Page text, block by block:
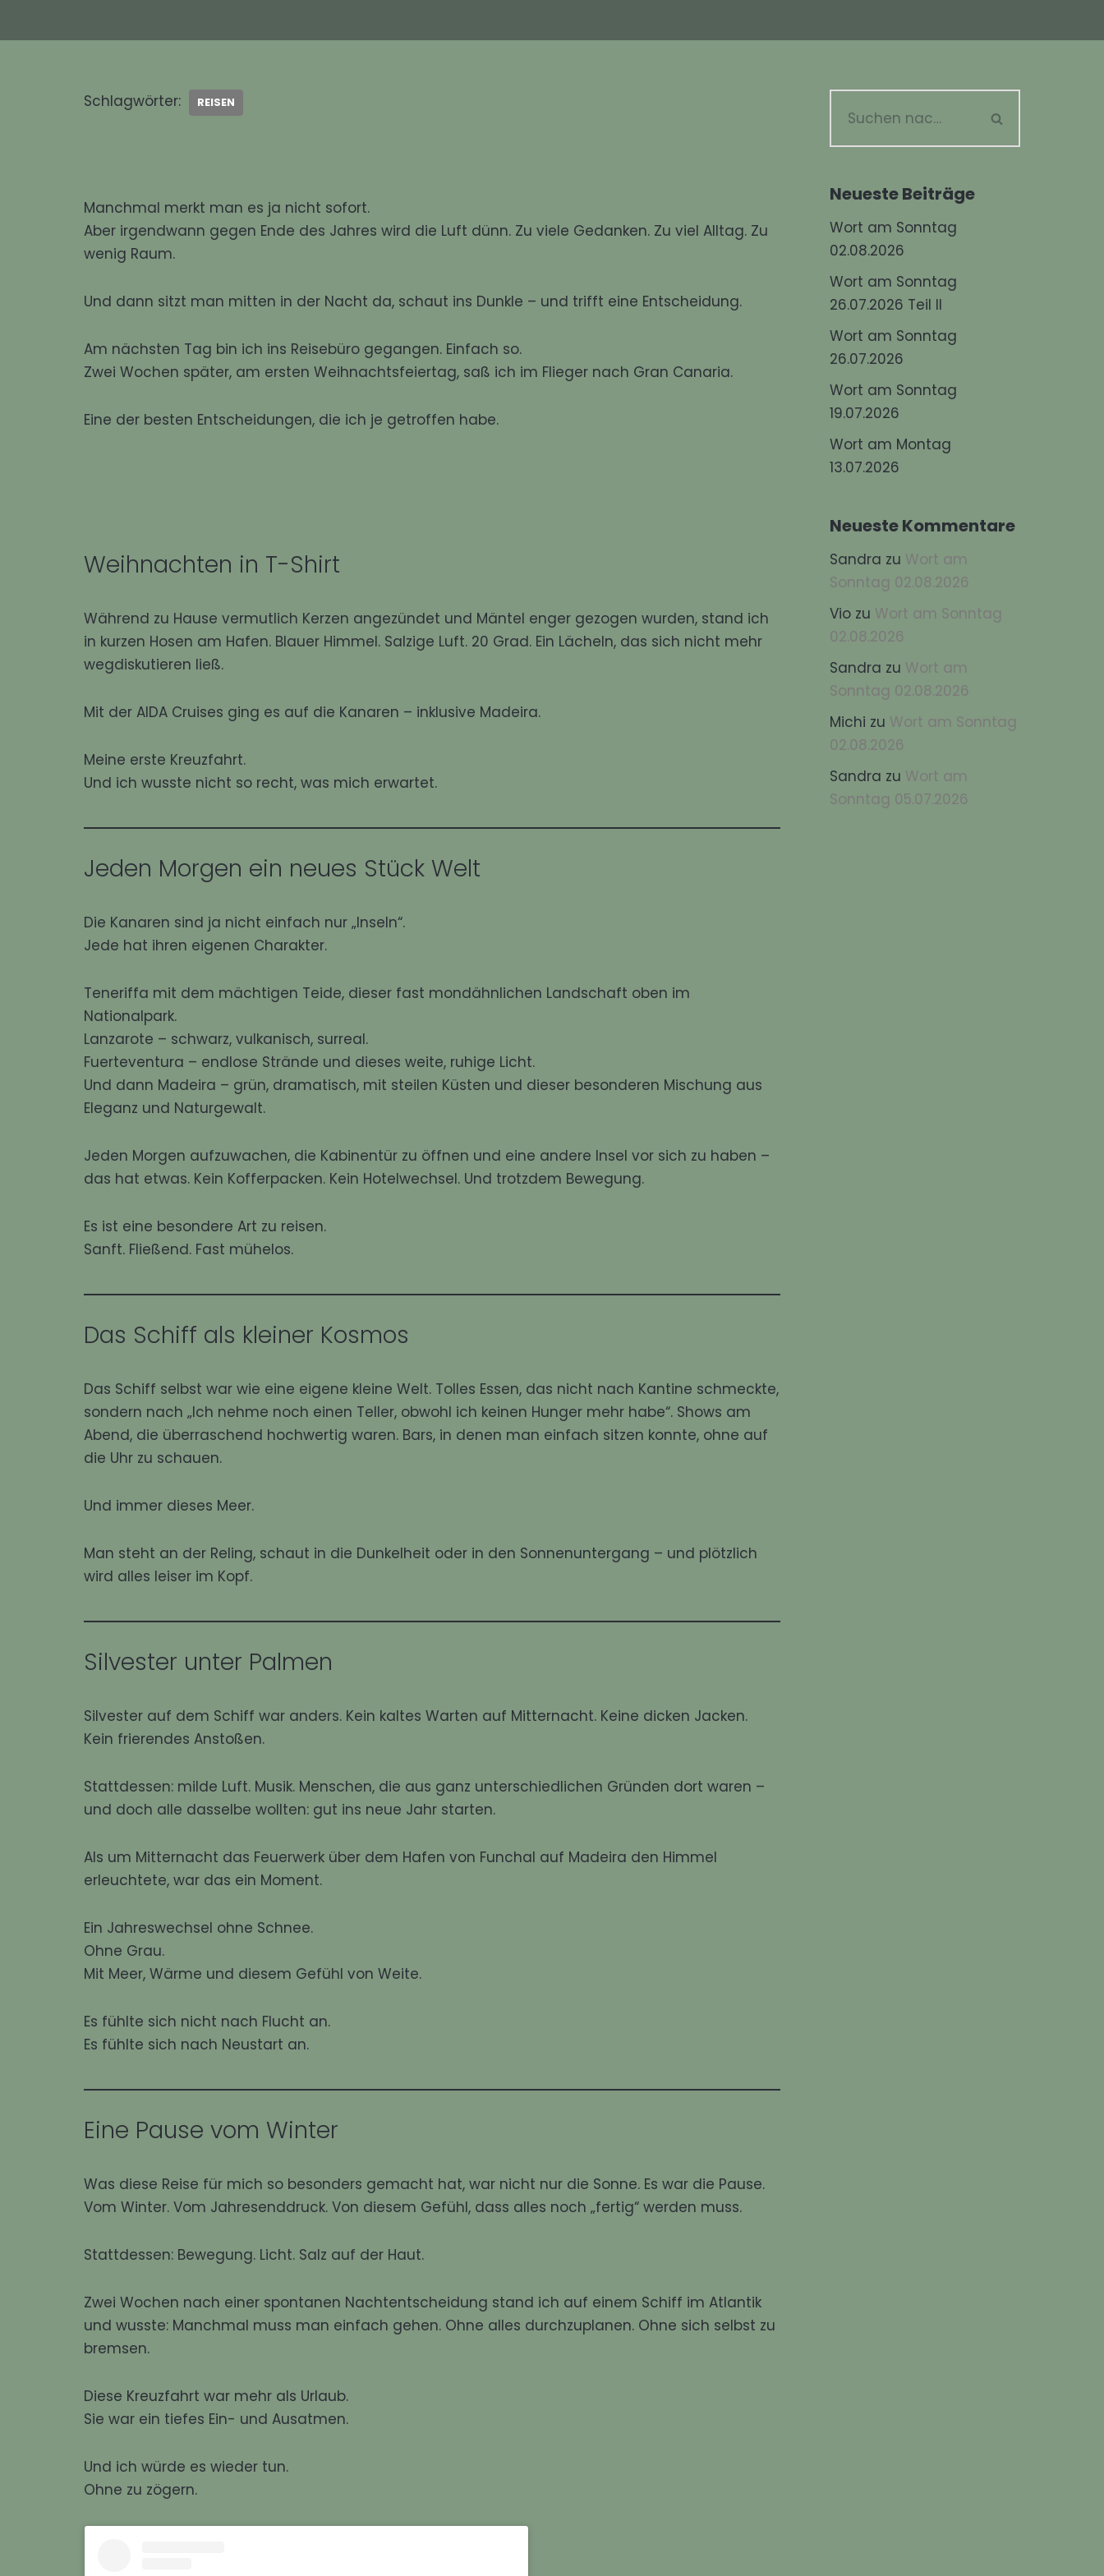
Schlagwörter: REISEN
Manchmal merkt man es ja nicht sofort.
Aber irgendwann gegen Ende des Jahres wird die Luft dünn. Zu viele Gedanken. Zu viel Alltag. Zu
wenig Raum.
Und dann sitzt man mitten in der Nacht da, schaut ins Dunkle – und trifft eine Entscheidung.
Am nächsten Tag bin ich ins Reisebüro gegangen. Einfach so.
Zwei Wochen später, am ersten Weihnachtsfeiertag, saß ich im Flieger nach Gran Canaria.
Eine der besten Entscheidungen, die ich je getroffen habe.
Weihnachten in T-Shirt
Während zu Hause vermutlich Kerzen angezündet und Mäntel enger gezogen wurden, stand ich
in kurzen Hosen am Hafen. Blauer Himmel. Salzige Luft. 20 Grad. Ein Lächeln, das sich nicht mehr
wegdiskutieren ließ.
Mit der AIDA Cruises ging es auf die Kanaren – inklusive Madeira.
Meine erste Kreuzfahrt.
Und ich wusste nicht so recht, was mich erwartet.
Jeden Morgen ein neues Stück Welt
Die Kanaren sind ja nicht einfach nur „Inseln“.
Jede hat ihren eigenen Charakter.
Teneriffa mit dem mächtigen Teide, dieser fast mondähnlichen Landschaft oben im
Nationalpark.
Lanzarote – schwarz, vulkanisch, surreal.
Fuerteventura – endlose Strände und dieses weite, ruhige Licht.
Und dann Madeira – grün, dramatisch, mit steilen Küsten und dieser besonderen Mischung aus
Eleganz und Naturgewalt.
Jeden Morgen aufzuwachen, die Kabinentür zu öffnen und eine andere Insel vor sich zu haben –
das hat etwas. Kein Kofferpacken. Kein Hotelwechsel. Und trotzdem Bewegung.
Es ist eine besondere Art zu reisen.
Sanft. Fließend. Fast mühelos.
Das Schiff als kleiner Kosmos
Das Schiff selbst war wie eine eigene kleine Welt. Tolles Essen, das nicht nach Kantine schmeckte,
sondern nach „Ich nehme noch einen Teller, obwohl ich keinen Hunger mehr habe“. Shows am
Abend, die überraschend hochwertig waren. Bars, in denen man einfach sitzen konnte, ohne auf
die Uhr zu schauen.
Und immer dieses Meer.
Man steht an der Reling, schaut in die Dunkelheit oder in den Sonnenuntergang – und plötzlich
wird alles leiser im Kopf.
Silvester unter Palmen
Silvester auf dem Schiff war anders. Kein kaltes Warten auf Mitternacht. Keine dicken Jacken.
Kein frierendes Anstoßen.
Stattdessen: milde Luft. Musik. Menschen, die aus ganz unterschiedlichen Gründen dort waren –
und doch alle dasselbe wollten: gut ins neue Jahr starten.
Als um Mitternacht das Feuerwerk über dem Hafen von Funchal auf Madeira den Himmel
erleuchtete, war das ein Moment.
Ein Jahreswechsel ohne Schnee.
Ohne Grau.
Mit Meer, Wärme und diesem Gefühl von Weite.
Es fühlte sich nicht nach Flucht an.
Es fühlte sich nach Neustart an.
Eine Pause vom Winter
Was diese Reise für mich so besonders gemacht hat, war nicht nur die Sonne. Es war die Pause.
Vom Winter. Vom Jahresenddruck. Von diesem Gefühl, dass alles noch „fertig“ werden muss.
Stattdessen: Bewegung. Licht. Salz auf der Haut.
Zwei Wochen nach einer spontanen Nachtentscheidung stand ich auf einem Schiff im Atlantik
und wusste: Manchmal muss man einfach gehen. Ohne alles durchzuplanen. Ohne sich selbst zu
bremsen.
Diese Kreuzfahrt war mehr als Urlaub.
Sie war ein tiefes Ein- und Ausatmen.
Und ich würde es wieder tun.
Ohne zu zögern.
Neueste Beiträge
Wort am Sonntag
02.08.2026
Wort am Sonntag
26.07.2026 Teil II
Wort am Sonntag
26.07.2026
Wort am Sonntag
19.07.2026
Wort am Montag
13.07.2026
Neueste Kommentare
Sandra zu Wort am
Sonntag 02.08.2026
Viozu Wort am Sonntag
02.08.2026
Sandra zu Wort am
Sonntag 02.08.2026
Michi zu Wort am Sonntag
02.08.2026
Sandra zu Wort am
Sonntag 05.07.2026